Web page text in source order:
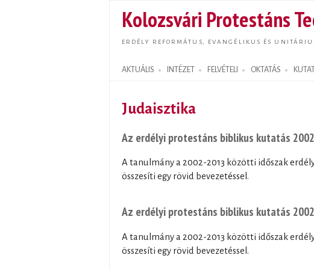
Kolozsvári Protestáns
ERDÉLY REFORMÁTUS, EVANGÉLIKUS ÉS
AKTUÁLIS INTÉZET FELVÉTELI OKTATÁS
Search form
Judaisztika
Az erdélyi protestáns biblikus kutatás
A tanulmány a 2002-2013 közötti időszak
összesíti egy rövid bevezetéssel.
Az erdélyi protestáns biblikus kutatás
A tanulmány a 2002-2013 közötti időszak
összesíti egy rövid bevezetéssel.